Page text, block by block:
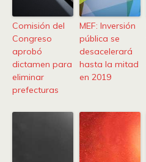
Comisión del
Congreso
aprobó
dictamen para
eliminar
prefecturas
MEF: Inversión
pública se
desacelerará
hasta la mitad
en 2019